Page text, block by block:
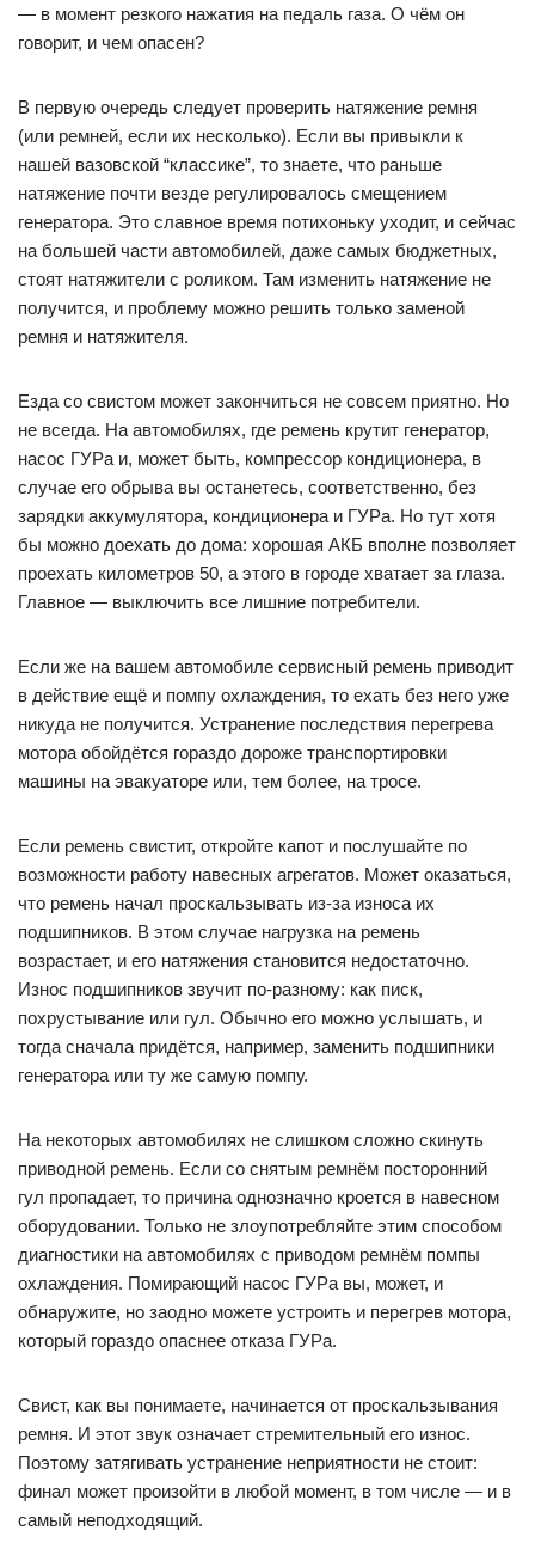
— в момент резкого нажатия на педаль газа. О чём он
говорит, и чем опасен?
В первую очередь следует проверить натяжение ремня
(или ремней, если их несколько). Если вы привыкли к
нашей вазовской “классике”, то знаете, что раньше
натяжение почти везде регулировалось смещением
генератора. Это славное время потихоньку уходит, и сейчас
на большей части автомобилей, даже самых бюджетных,
стоят натяжители с роликом. Там изменить натяжение не
получится, и проблему можно решить только заменой
ремня и натяжителя.
Езда со свистом может закончиться не совсем приятно. Но
не всегда. На автомобилях, где ремень крутит генератор,
насос ГУРа и, может быть, компрессор кондиционера, в
случае его обрыва вы останетесь, соответственно, без
зарядки аккумулятора, кондиционера и ГУРа. Но тут хотя
бы можно доехать до дома: хорошая АКБ вполне позволяет
проехать километров 50, а этого в городе хватает за глаза.
Главное — выключить все лишние потребители.
Если же на вашем автомобиле сервисный ремень приводит
в действие ещё и помпу охлаждения, то ехать без него уже
никуда не получится. Устранение последствия перегрева
мотора обойдётся гораздо дороже транспортировки
машины на эвакуаторе или, тем более, на тросе.
Если ремень свистит, откройте капот и послушайте по
возможности работу навесных агрегатов. Может оказаться,
что ремень начал проскальзывать из-за износа их
подшипников. В этом случае нагрузка на ремень
возрастает, и его натяжения становится недостаточно.
Износ подшипников звучит по-разному: как писк,
похрустывание или гул. Обычно его можно услышать, и
тогда сначала придётся, например, заменить подшипники
генератора или ту же самую помпу.
На некоторых автомобилях не слишком сложно скинуть
приводной ремень. Если со снятым ремнём посторонний
гул пропадает, то причина однозначно кроется в навесном
оборудовании. Только не злоупотребляйте этим способом
диагностики на автомобилях с приводом ремнём помпы
охлаждения. Помирающий насос ГУРа вы, может, и
обнаружите, но заодно можете устроить и перегрев мотора,
который гораздо опаснее отказа ГУРа.
Свист, как вы понимаете, начинается от проскальзывания
ремня. И этот звук означает стремительный его износ.
Поэтому затягивать устранение неприятности не стоит:
финал может произойти в любой момент, в том числе — и в
самый неподходящий.